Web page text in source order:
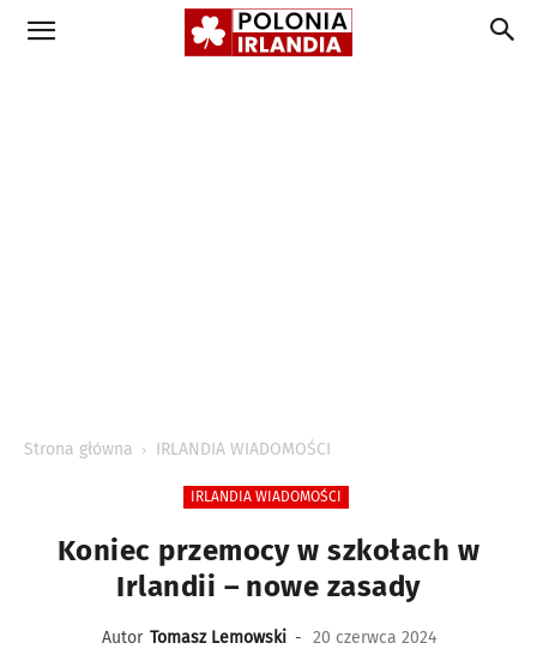
Strona główna IRLANDIA WIADOMOŚCI
IRLANDIA WIADOMOŚCI
Koniec przemocy w szkołach w
Irlandii – nowe zasady
Autor Tomasz Lemowski - 20 czerwca 2024